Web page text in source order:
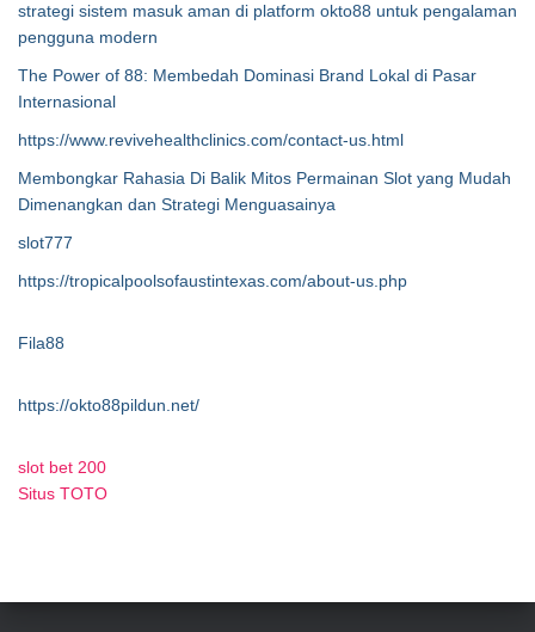
strategi sistem masuk aman di platform okto88 untuk pengalaman
pengguna modern
The Power of 88: Membedah Dominasi Brand Lokal di Pasar
Internasional
https://www.revivehealthclinics.com/contact-us.html
Membongkar Rahasia Di Balik Mitos Permainan Slot yang Mudah
Dimenangkan dan Strategi Menguasainya
slot777
https://tropicalpoolsofaustintexas.com/about-us.php
Fila88
https://okto88pildun.net/
slot bet 200
Situs TOTO